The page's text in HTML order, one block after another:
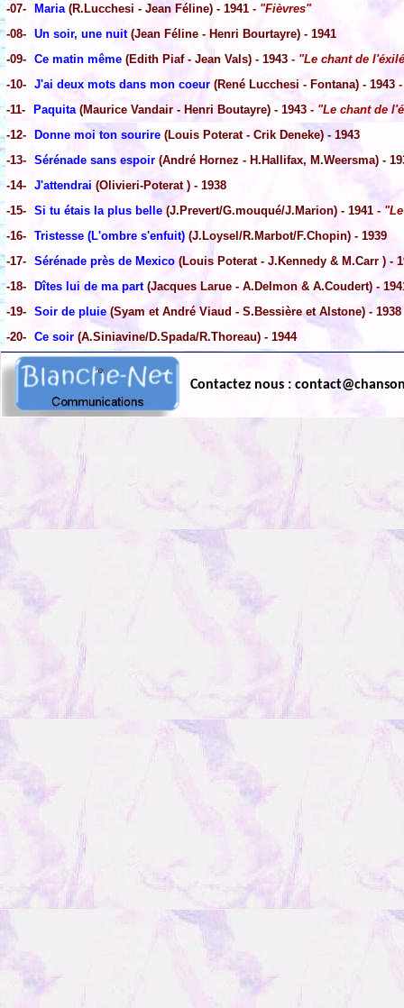
-07-
Maria (R.Lucchesi - Jean Féline) - 1941 - "Fièvres"
-08- Un soir, une nuit (Jean Féline - Henri Bourtayre) - 1941
-09- Ce matin même (Edith Piaf - Jean Vals) - 1943 - "Le chant de
-10- J'ai deux mots dans mon coeur (René Lucchesi - Fontana) - 1943
-11-
Paquita (Maurice Vandair - Henri Boutayre) - 1943 - "Le chant de
-12-
Donne moi ton sourire (Louis Poterat - Crik Deneke) - 1943
-13- Sérénade sans espoir (André Hornez - H.Hallifax, M.Weersma) -
-14- J'attendrai (Olivieri-Poterat ) - 1938
-15- Si tu étais la plus belle (J.Prevert/G.mouqué/J.Marion) - 1941 -
-16- Tristesse (L'ombre s'enfuit) (J.Loysel/R.Marbot/F.Chopin) - 1939
-17- Sérénade près de Mexico (Louis Poterat - J.Kennedy & M.Carr ) -
-18-
Dîtes lui de ma part (Jacques Larue - A.Delmon & A.Coudert) -
-19- Soir de pluie(Syam et André Viaud - S.Bessière et Alstone) - 1938
-20- Ce soir (A.Siniavine/D.Spada/R.Thoreau) - 1944
Contactez nous :